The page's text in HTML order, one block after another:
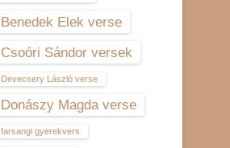
Benedek Elek verse
Csoóri Sándor versek
Devecsery László verse
Donászy Magda verse
farsangi gyerekvers